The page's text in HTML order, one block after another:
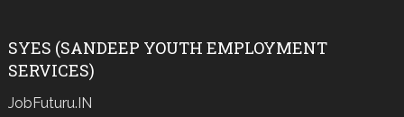
SYES (SANDEEP YOUTH EMPLOYMENT
SERVICES)
JobFuturu.IN